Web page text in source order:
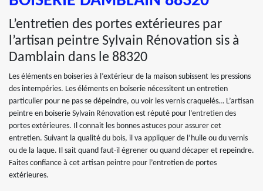
L’entretien des portes extérieures par
l’artisan peintre Sylvain Rénovation sis à
Damblain dans le 88320
Les éléments en boiseries à l’extérieur de la maison subissent les pressions
des intempéries. Les éléments en boiserie nécessitent un entretien
particulier pour ne pas se dépeindre, ou voir les vernis craquelés… L’artisan
peintre en boiserie Sylvain Rénovation est réputé pour l’entretien des
portes extérieures. Il connait les bonnes astuces pour assurer cet
entretien. Suivant la qualité du bois, il va appliquer de l’huile ou du vernis
ou de la laque. Il sait quand faut-il égrener ou quand décaper et repeindre.
Faites confiance à cet artisan peintre pour l’entretien de portes
extérieures.